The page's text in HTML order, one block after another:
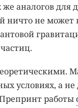
аналогов для
ничто не
условиях, а
работы